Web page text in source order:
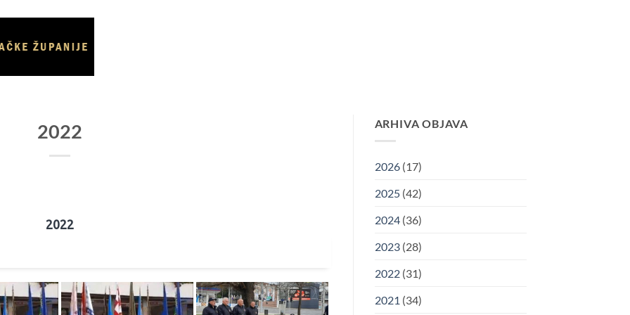
2022
2022
ARHIVA OBJAVA
2026(17)
2025(42)
2024(36)
2023(28)
2022(31)
2021 (34)